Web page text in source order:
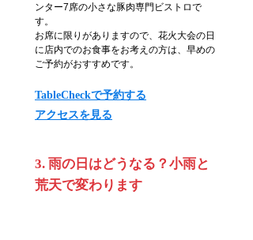
ンター7席の小さな豚肉専門ビストロで
す。
お席に限りがありますので、花火大会の日
に店内でのお食事をお考えの方は、早めの
ご予約がおすすめです。
TableCheckで予約する
アクセスを見る
3. 雨の日はどうなる？小雨と
荒天で変わります